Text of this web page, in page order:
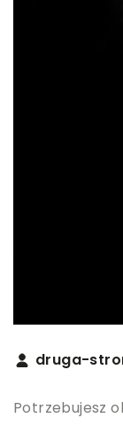
druga-
Potrzebujesz